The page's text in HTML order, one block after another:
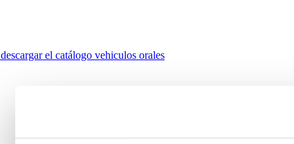
descargar el catálogo vehiculos orales